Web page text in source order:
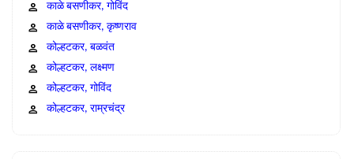
काळे बसणीकर, गोविंद
काळे बसणीकर, कृष्णराव
कोल्हटकर, बळवंत
कोल्हटकर, लक्ष्मण
कोल्हटकर, गोविंद
कोल्हटकर, राम्रचंद्र